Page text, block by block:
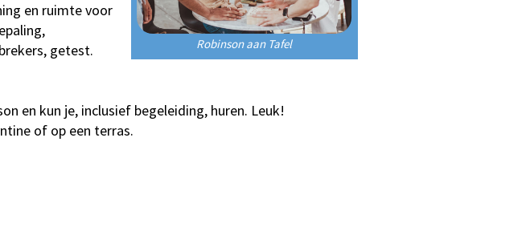
Robinson aan Tafel
en ruimte voor
getest.
en kun je, inclusief begeleiding, huren. Leuk!
of op een terras.